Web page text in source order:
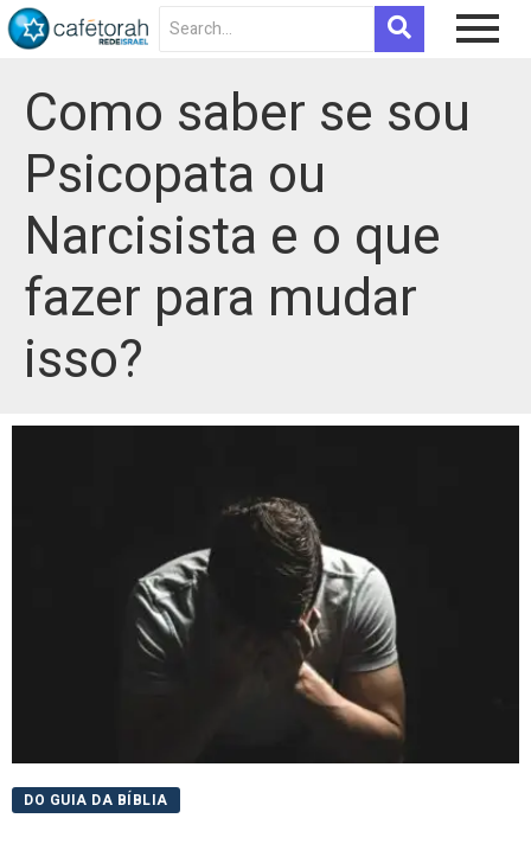
Como saber se sou
Psicopata ou
Narcisista e o que
fazer para mudar
isso?
DO GUIA DA BÍBLIA